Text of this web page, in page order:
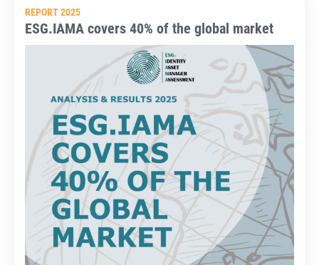
REPORT 2025
ESG.IAMA covers 40% of the global market